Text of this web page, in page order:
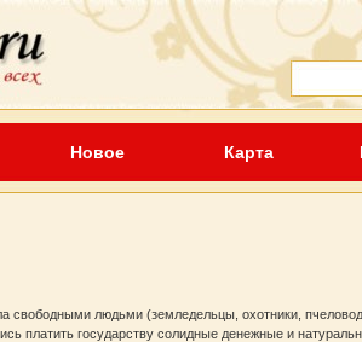
Новое Карта
свободными людьми (земледельцы, охотники,
платить государству солидные денежные и